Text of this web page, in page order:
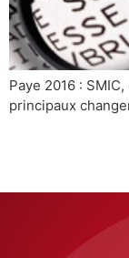
Paye 2016 :
principaux